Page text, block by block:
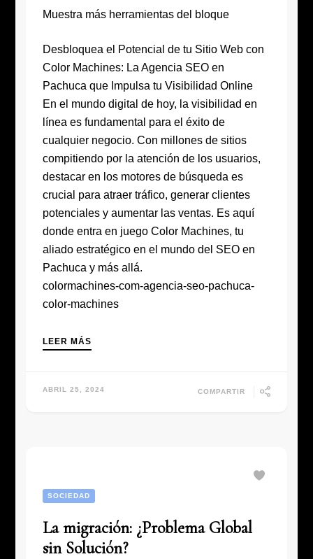
Muestra más herramientas del bloque
Desbloquea el Potencial de tu Sitio Web con
Color Machines: La Agencia SEO en
Pachuca que Impulsa tu Visibilidad Online
En el mundo digital de hoy, la visibilidad en
línea es fundamental para el éxito de
cualquier negocio. Con millones de sitios
compitiendo por la atención de los usuarios,
destacar en los motores de búsqueda es
crucial para atraer tráfico, generar clientes
potenciales y aumentar las ventas. Es aquí
donde entra en juego Color Machines, tu
aliado estratégico en el mundo del SEO en
Pachuca y más allá.
colormachines-com-agencia-seo-pachuca-
color-machines
LEER MÁS
ABRIL 25, 2024 COMPARTIR
SOCIEDAD
La migración: ¿Problema Global
sin Solución?